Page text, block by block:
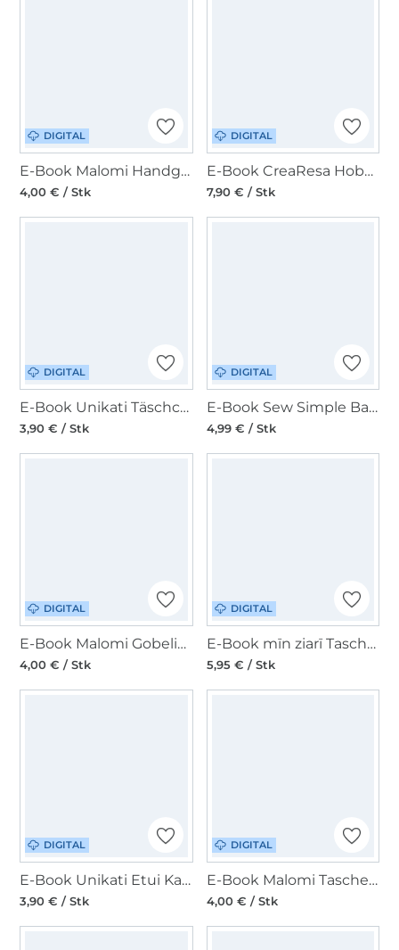
DIGITAL
E-Book Malomi Handgepäcktasche EVELIN
4,00 € / Stk
DIGITAL
E-Book CreaResa Hobo Bag Resa Pro
7,90 € / Stk
DIGITAL
E-Book Unikati Täschchen Little Bloom
3,90 € / Stk
DIGITAL
E-Book Sew Simple Bananentasche
4,99 € / Stk
DIGITAL
E-Book Malomi Gobelin Tasche Freya Kombi
4,00 € / Stk
DIGITAL
E-Book mīn ziarī Tasche MondT(o)ur
5,95 € / Stk
DIGITAL
E-Book Unikati Etui Karten Karli
3,90 € / Stk
DIGITAL
E-Book Malomi Tasche Roxane
4,00 € / Stk